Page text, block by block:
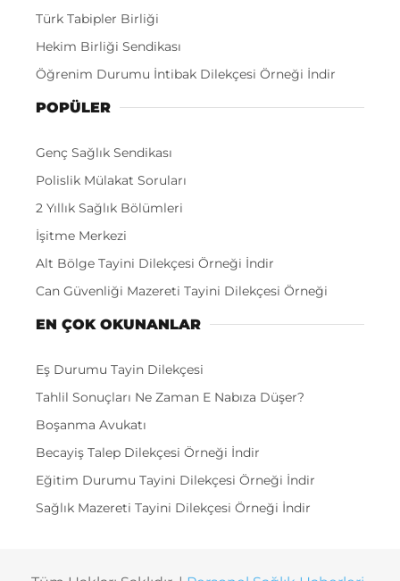
Türk Tabipler Birliği
Hekim Birliği Sendikası
Öğrenim Durumu İntibak Dilekçesi Örneği İndir
POPÜLER
Genç Sağlık Sendikası
Polislik Mülakat Soruları
2 Yıllık Sağlık Bölümleri
İşitme Merkezi
Alt Bölge Tayini Dilekçesi Örneği İndir
Can Güvenliği Mazereti Tayini Dilekçesi Örneği
EN ÇOK OKUNANLAR
Eş Durumu Tayin Dilekçesi
Tahlil Sonuçları Ne Zaman E Nabıza Düşer?
Boşanma Avukatı
Becayiş Talep Dilekçesi Örneği İndir
Eğitim Durumu Tayini Dilekçesi Örneği İndir
Sağlık Mazereti Tayini Dilekçesi Örneği İndir